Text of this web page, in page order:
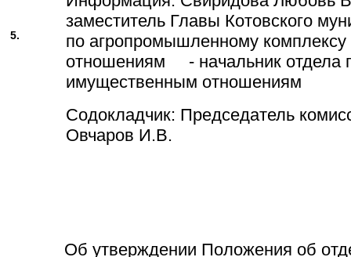
5.
заместитель Главы Котовского
по агропромышленному
отношениям - начальник отдела
имущественным отношениям
Содокладчик: Председатель
Овчаров И.В.
Об утверждении Положения об